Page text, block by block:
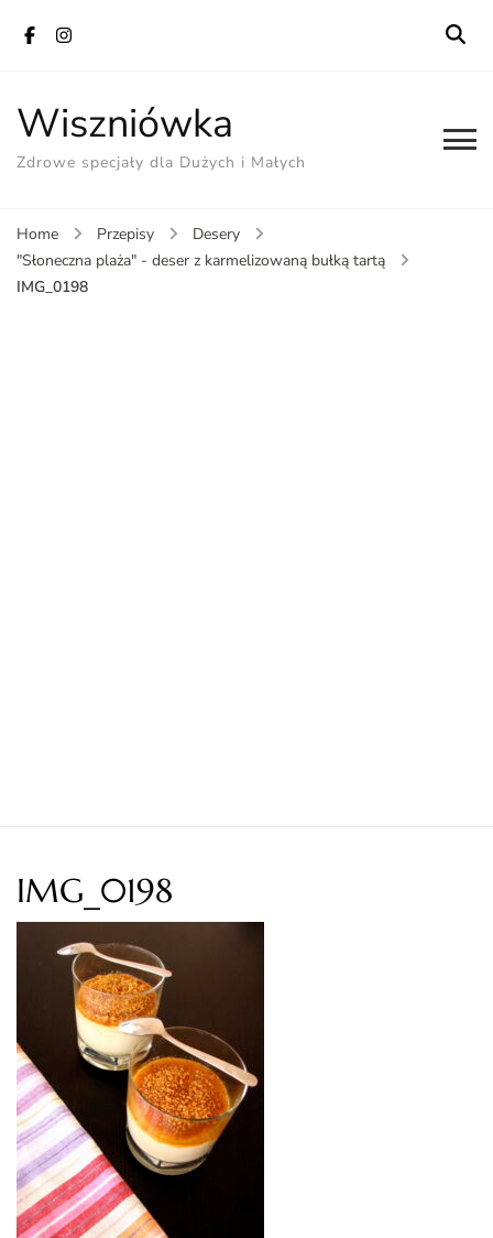
Wiszniówka
Zdrowe specjały dla Dużych i Małych
Home Przepisy
Desery
"Słoneczna plaża" - deser z karmelizowaną bułką tartą
IMG_0198
IMG_0198